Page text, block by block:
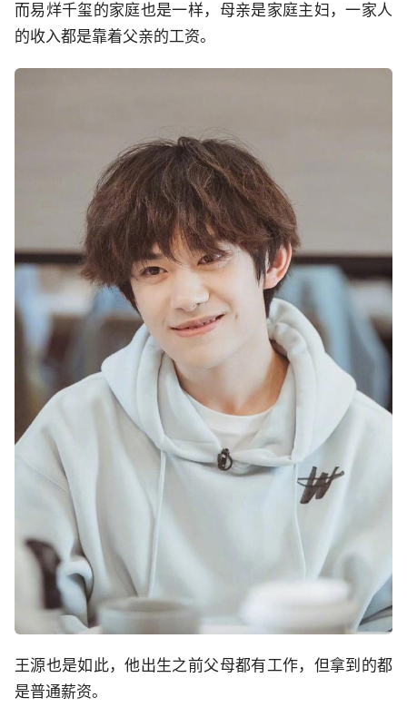
而易烊千玺的家庭也是一样，母亲是家庭主妇，一家人
的收入都是靠着父亲的工资。
王源也是如此，他出生之前父母都有工作，但拿到的都
是普通薪资。